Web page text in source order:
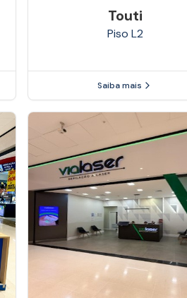
Touti
Piso L2
Saiba mais